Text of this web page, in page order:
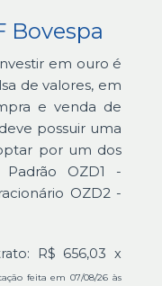
Bovespa
em ouro é
de valores, em
e venda de
possuir uma
por um dos
Padrão OZD1 -
OZD2 -
R$ 656,03 x
feita em 07/08/26 às